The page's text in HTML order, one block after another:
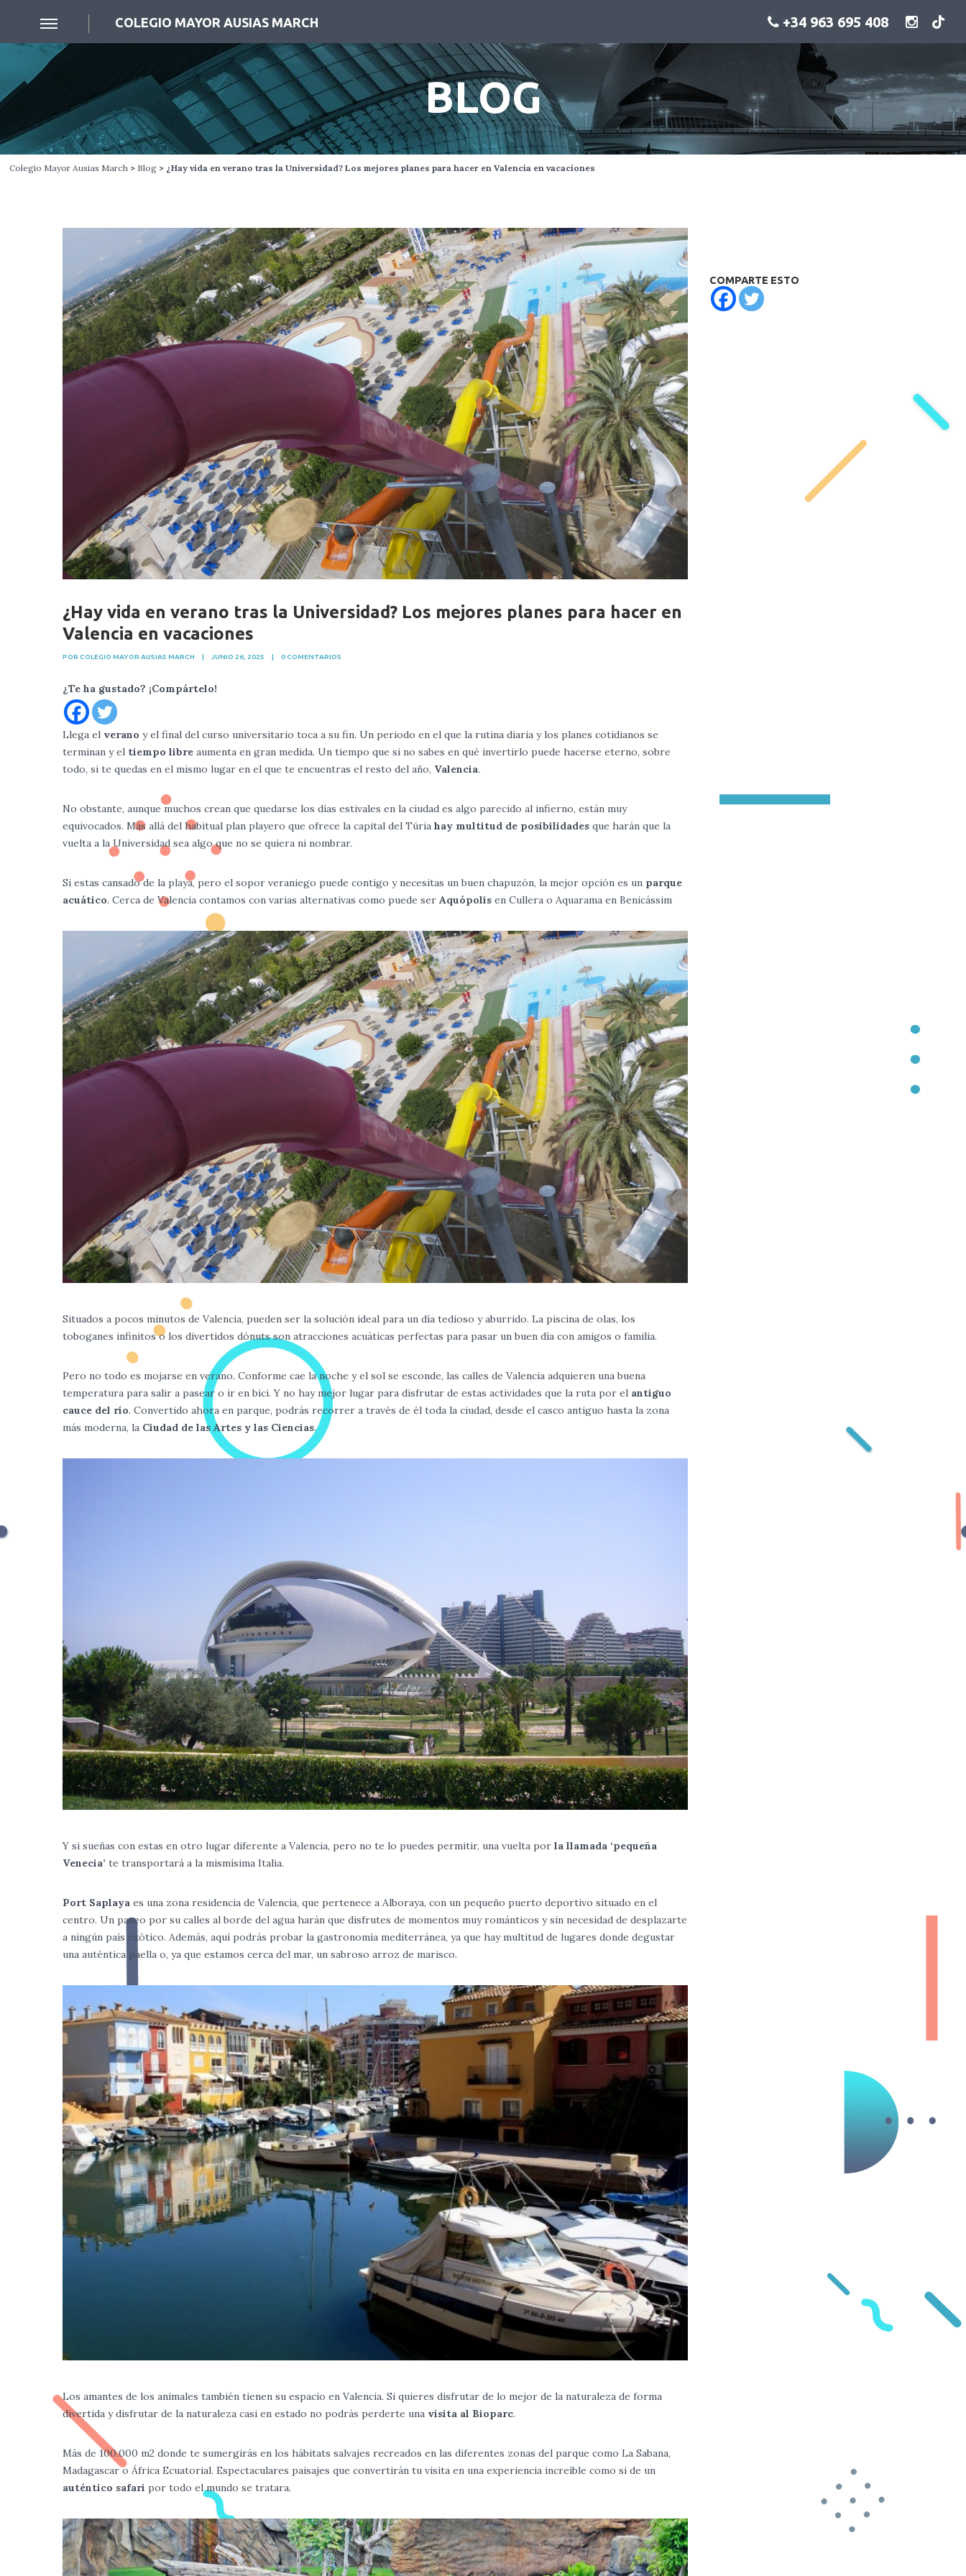
COLEGIO MAYOR AUSIAS MARCH +34 963 695 408
BLOG
Colegio Mayor Ausias March > Blog > ¿Hay vida en verano tras la Universidad? Los mejores planes para hacer en Valencia en vacaciones
¿Hay vida en verano tras la Universidad? Los mejores planes para hacer en
Valencia en vacaciones
POR COLEGIO MAYOR AUSIAS MARCH JUNIO 26, 2025 0 COMENTARIOS
¿Te ha gustado? ¡Compártelo!
Llega el verano y el final del curso universitario toca a su fin. Un periodo en el que la rutina diaria y los planes cotidianos se
terminan y el tiempo libre aumenta en gran medida. Un tiempo que si no sabes en qué invertirlo puede hacerse eterno, sobre
todo, si te quedas en el mismo lugar en el que te encuentras el resto del año, Valencia.
No obstante, aunque muchos crean que quedarse los días estivales en la ciudad es algo parecido al infierno, están muy
equivocados. Más allá del habitual plan playero que ofrece la capital del Túria hay multitud de posibilidades que harán que la
vuelta a la Universidad sea algo que no se quiera ni nombrar.
Si estas cansado de la playa, pero el sopor veraniego puede contigo y necesitas un buen chapuzón, la mejor opción es un parque
acuático. Cerca de Valencia contamos con varias alternativas como puede ser Aquópolis en Cullera o Aquarama en Benicássim
Situados a pocos minutos de Valencia, pueden ser la solución ideal para un día tedioso y aburrido. La piscina de olas, los
toboganes infinitos o los divertidos dónuts son atracciones acuáticas perfectas para pasar un buen día con amigos o familia.
Pero no todo es mojarse en verano. Conforme cae la noche y el sol se esconde, las calles de Valencia adquieren una buena
temperatura para salir a pasear o ir en bici. Y no hay mejor lugar para disfrutar de estas actividades que la ruta por el antiguo
cauce del río. Convertido ahora en parque, podrás recorrer a través de él toda la ciudad, desde el casco antiguo hasta la zona
más moderna, la Ciudad de las Artes y las Ciencias.
Y si sueñas con estas en otro lugar diferente a Valencia, pero no te lo puedes permitir, una vuelta por la llamada ‘pequeña
Venecia’ te transportará a la mismísima Italia.
Port Saplaya es una zona residencia de Valencia, que pertenece a Alboraya, con un pequeño puerto deportivo situado en el
centro. Un paseo por su calles al borde del agua harán que disfrutes de momentos muy románticos y sin necesidad de desplazarte
a ningún país exótico. Además, aquí podrás probar la gastronomía mediterránea, ya que hay multitud de lugares donde degustar
una auténtica paella o, ya que estamos cerca del mar, un sabroso arroz de marisco.
Los amantes de los animales también tienen su espacio en Valencia. Si quieres disfrutar de lo mejor de la naturaleza de forma
divertida y disfrutar de la naturaleza casi en estado no podrás perderte una visita al Bioparc.
Más de 100.000 m2 donde te sumergirás en los hábitats salvajes recreados en las diferentes zonas del parque como La Sabana,
Madagascar o África Ecuatorial. Espectaculares paisajes que convertirán tu visita en una experiencia increíble como si de un
auténtico safari por todo el mundo se tratara.
COMPARTE ESTO